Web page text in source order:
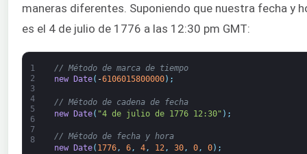
maneras diferentes. Suponiendo que nuestra fecha y
es el 4 de julio de 1776 a las 12:30 pm GMT:
1
2
3
4
5
6
7
8
// Método de marca de tiempo
new
Date( -6106015800000) ;
// Método de cadena de fecha
new Date( "4 de julio de 1776 12:30" ) ;
// Método de fecha y hora
new
Date( 1776, 6, 4, 12, 30, 0, 0) ;